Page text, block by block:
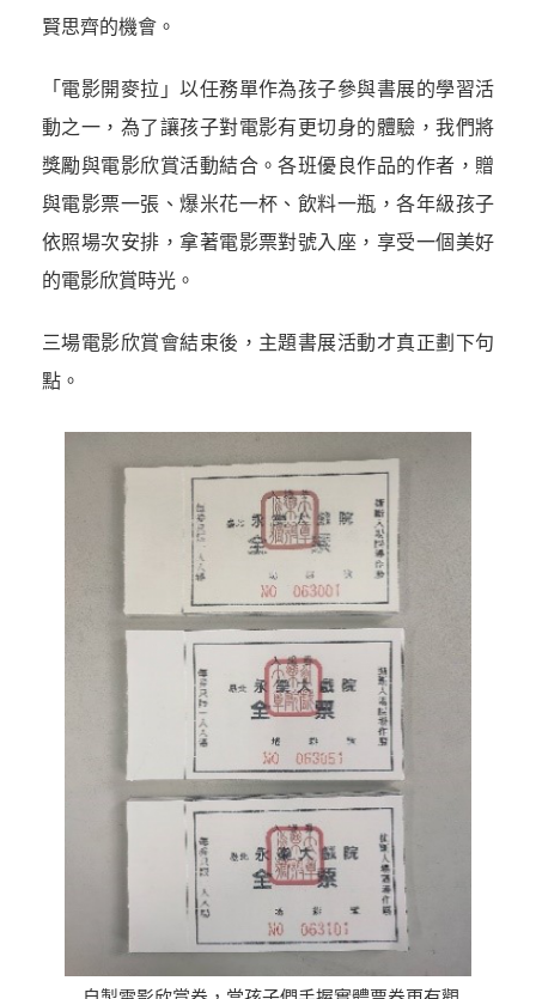
賢思齊的機會。
「電影開麥拉」以任務單作為孩子參與書展的學習活
動之一，為了讓孩子對電影有更切身的體驗，我們將
獎勵與電影欣賞活動結合。各班優良作品的作者，贈
與電影票一張、爆米花一杯、飲料一瓶，各年級孩子
依照場次安排，拿著電影票對號入座，享受一個美好
的電影欣賞時光。
三場電影欣賞會結束後，主題書展活動才真正劃下句
點。